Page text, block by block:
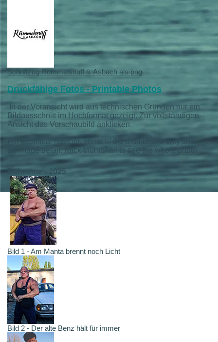
Schriftzug Rummelsnuff & Asbach als png
Druckfähige Fotos - Printable Photos
In der Voransicht wird aus technischen Gründen nur ein
Bildausschnitt im Hochformat gezeigt. Zur vollständigen
Ansicht das Vorschaubild anklicken.
For technical reasons some of the thumbnails only show
an image detail. Klick thumbnail to see the whole photo.
Daheeme - 2025
Bild 1 - Am Manta brennt noch Licht
Bild 2 - Der alte Benz hält für immer